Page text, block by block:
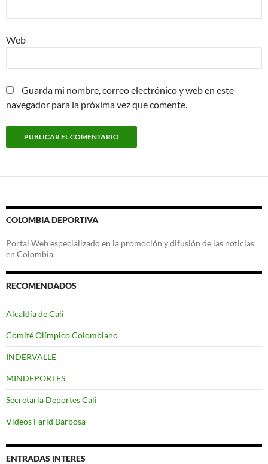
Web
Guarda mi nombre, correo electrónico y web en este
navegador para la próxima vez que comente.
COLOMBIA DEPORTIVA
Portal Web especializado en la promoción y difusión de las noticias
en Colombia.
RECOMENDADOS
Alcaldía de Cali
Comité Olímpico Colombiano
INDERVALLE
MINDEPORTES
Secretaria Deportes Cali
Videos Farid Barbosa
ENTRADAS INTERES